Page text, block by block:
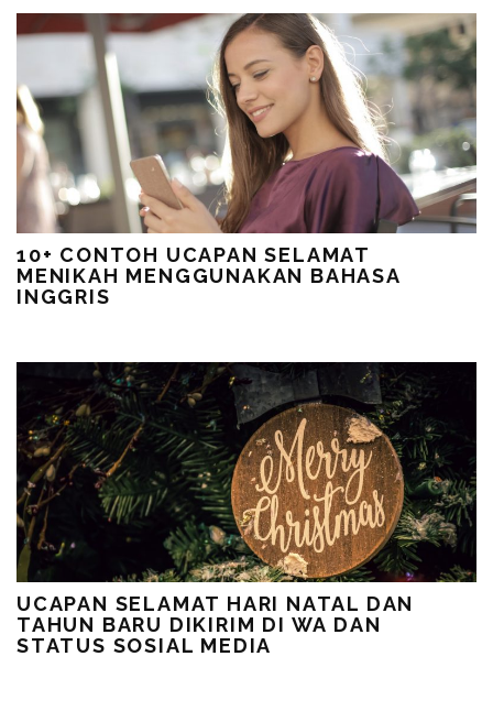
10+ CONTOH UCAPAN SELAMAT
MENIKAH MENGGUNAKAN BAHASA
INGGRIS
UCAPAN SELAMAT HARI NATAL DAN
TAHUN BARU DIKIRIM DI WA DAN
STATUS SOSIAL MEDIA